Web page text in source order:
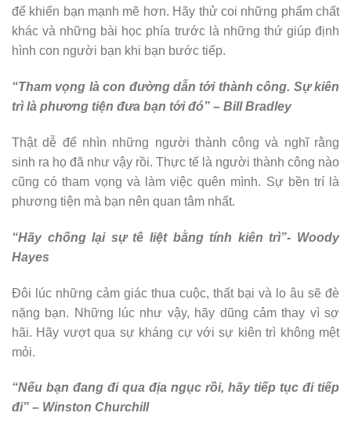
để khiến bạn mạnh mẽ hơn. Hãy thử coi những phẩm chất
khác và những bài học phía trước là những thứ giúp định
hình con người bạn khi bạn bước tiếp.
“Tham vọng là con đường dẫn tới thành công. Sự kiên
trì là phương tiện đưa bạn tới đó” – Bill Bradley
Thật dễ để nhìn những người thành công và nghĩ rằng
sinh ra họ đã như vậy rồi. Thực tế là người thành công nào
cũng có tham vọng và làm việc quên mình. Sự bền trí là
phương tiện mà bạn nên quan tâm nhất.
“Hãy chống lại sự tê liệt bằng tính kiên trì”- Woody
Hayes
Đôi lúc những cảm giác thua cuộc, thất bại và lo âu sẽ đè
nặng bạn. Những lúc như vậy, hãy dũng cảm thay vì sợ
hãi. Hãy vượt qua sự kháng cự với sự kiên trì không mệt
mỏi.
“Nếu bạn đang đi qua địa ngục rồi, hãy tiếp tục đi tiếp
đi” – Winston Churchill